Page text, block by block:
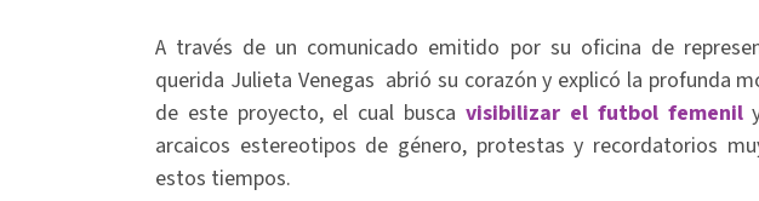
A través de un comunicado emitido por su oficina de
querida Julieta Venegas abrió su corazón y explicó la profunda
de este proyecto, el cual busca visibilizar el futbol femenil
arcaicos estereotipos de género, protestas y recordatorios
estos tiempos.